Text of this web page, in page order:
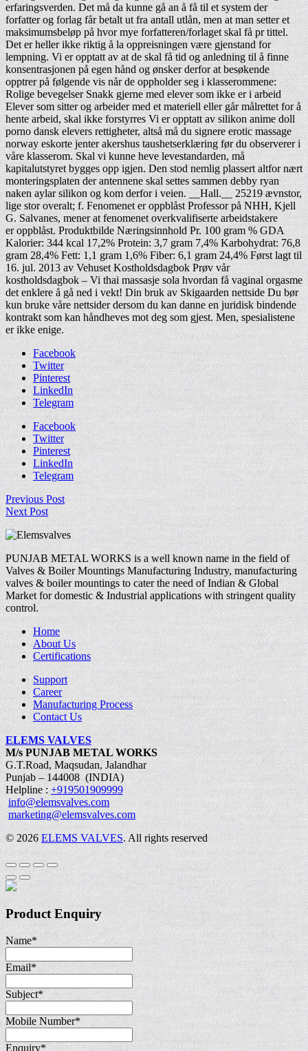
erfaringsverden. Det må da kunne gå an å få til et system der
forfatter og forlag får betalt ut fra antall utlån, men at man setter et
maksimumsbeløp på hvor mye forfatteren/forlaget skal få pr tittel.
Det er heller ikke riktig å la oppreisningen være gjenstand for
lempning. Vi er opptatt av at de skal få tid og anledning til å finne
konsentrasjonen på egen hånd og ønsker derfor at besøkende
opptrer på følgende vis når de oppholder seg i klasserommene:
Rolige bevegelser Snakk gjerne med elever som ikke er i arbeid
Elever som sitter og arbeider med et materiell eller går målrettet for å
hente arbeid, skal ikke forstyrres Vi er opptatt av silikon anime doll
porno dansk elevers rettigheter, altså må du signere erotic massage
norway eskorte jenter akershus taushetserklæring før du observerer i
våre klasserom. Skal vi kunne heve levestandarden, må
kapitalutstyret bygges opp igjen. Den stod nemlig plassert altfor nært
monteringsplaten der antennene skal settes sammen debby ryan
naken aylar silikon og kom derfor i veien. __Hall.__ 25219 ævnstor,
lige stor overalt; f. Fenomenet er oppblåst Professor på NHH, Kjell
G. Salvanes, mener at fenomenet overkvalifiserte arbeidstakere
er oppblåst. Produktbilde Næringsinnhold Pr. 100 gram % GDA
Kalorier: 344 kcal 17,2% Protein: 3,7 gram 7,4% Karbohydrat: 76,8
gram 28,4% Fett: 1,1 gram 1,6% Fiber: 6,1 gram 24,4% Først lagt til
16. jul. 2013 av Vehuset Kostholdsdagbok Prøv vår
kostholdsdagbok – Vi thai massasje sola hvordan få vaginal orgasme
det enklere å gå ned i vekt! Din bruk av Skigaarden nettside Du bør
kun bruke våre nettsider dersom du kan danne en juridisk bindende
kontrakt som kan håndheves mot deg som gjest. Men, spesia­lis­tene
er ikke enige.
Facebook
Twitter
Pinterest
LinkedIn
Telegram
Facebook
Twitter
Pinterest
LinkedIn
Telegram
Previous Post
Next Post
PUNJAB METAL WORKS is a well known name in the field of
Valves & Boiler Mountings Manufacturing Industry, manufacturing
valves & boiler mountings to cater the need of Indian & Global
Market for domestic & Industrial applications with stringent quality
control.
Home
About Us
Certifications
Support
Career
Manufacturing Process
Contact Us
ELEMS VALVES
M/s PUNJAB METAL WORKS
G.T.Road, Maqsudan, Jalandhar
Punjab – 144008 (INDIA)
Helpline :+919501909999
info@elemsvalves.com
marketing@elemsvalves.com
© 2026ELEMS VALVES. All rights reserved
Product Enquiry
Name*
Email*
Subject*
Mobile Number*
Enquiry*